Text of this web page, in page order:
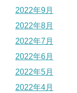
2022年9月
2022年8月
2022年7月
2022年6月
2022年5月
2022年4月